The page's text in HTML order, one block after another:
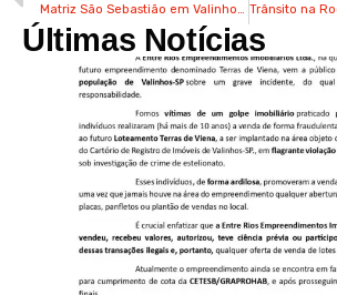
Matriz São Sebastião em Valinhos recebe reparos com ajuda de guindaste
Últimas Notícias